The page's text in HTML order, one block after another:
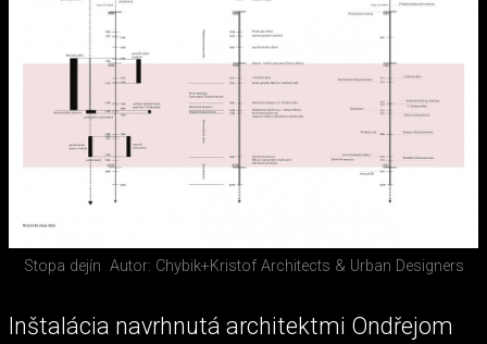
Stopa dejín Autor: Chybik+Kristof Architects & Urban Designers
Inštalácia navrhnutá architektmi Ondřejom